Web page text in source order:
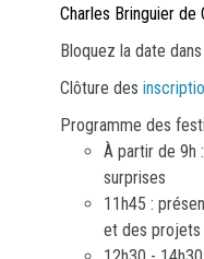
Charles Bringuier de
Bloquez la date
Clôture des
Programme des
À partir de 9h
surprises
11h45 :
et des projets